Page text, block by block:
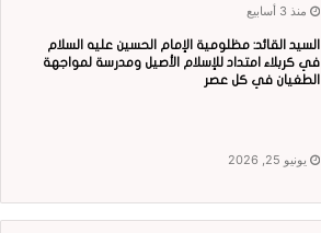
منذ 3 أسابيع
السيد القائد: مظلومية الإمام الحسين عليه السلام
في كربلاء امتداد للإسلام الأصيل ومدرسة لمواجهة
الطغيان في كل عصر
يونيو 25, 2026